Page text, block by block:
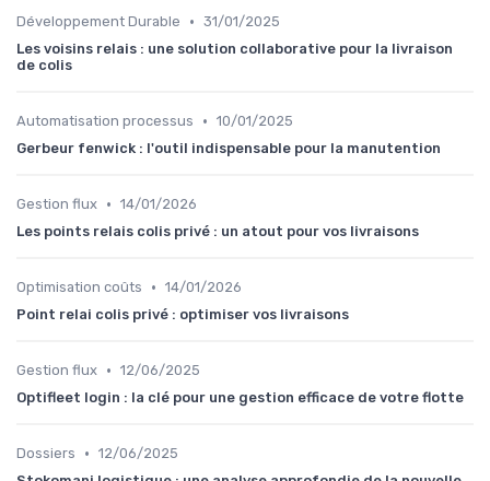
Développement Durable • 31/01/2025
Les voisins relais : une solution collaborative pour la livraison
de colis
Automatisation processus • 10/01/2025
Gerbeur fenwick : l'outil indispensable pour la manutention
Gestion flux • 14/01/2026
Les points relais colis privé : un atout pour vos livraisons
Optimisation coûts • 14/01/2026
Point relai colis privé : optimiser vos livraisons
Gestion flux • 12/06/2025
Optifleet login : la clé pour une gestion efficace de votre flotte
Dossiers • 12/06/2025